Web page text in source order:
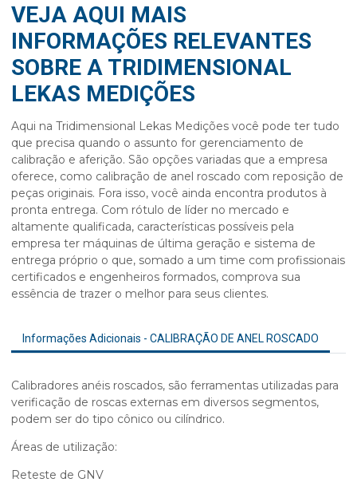
VEJA AQUI MAIS
INFORMAÇÕES RELEVANTES
SOBRE A TRIDIMENSIONAL
LEKAS MEDIÇÕES
Aqui na Tridimensional Lekas Medições você pode ter tudo
que precisa quando o assunto for gerenciamento de
calibração e aferição. São opções variadas que a empresa
oferece, como calibração de anel roscado com reposição de
peças originais. Fora isso, você ainda encontra produtos à
pronta entrega. Com rótulo de líder no mercado e
altamente qualificada, características possíveis pela
empresa ter máquinas de última geração e sistema de
entrega próprio o que, somado a um time com profissionais
certificados e engenheiros formados, comprova sua
essência de trazer o melhor para seus clientes.
Informações Adicionais - CALIBRAÇÃO DE ANEL ROSCADO
Calibradores anéis roscados, são ferramentas utilizadas para
verificação de roscas externas em diversos segmentos,
podem ser do tipo cônico ou cilíndrico.
Áreas de utilização:
Reteste de GNV